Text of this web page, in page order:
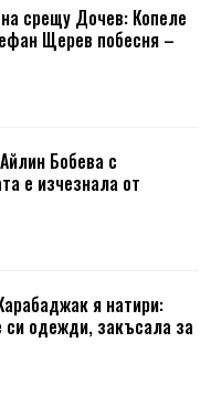
срещу Дочев: Копеле
Щерев побесня –
Бобева с
е изчезнала от
я натири:
си одежди, закъсала за